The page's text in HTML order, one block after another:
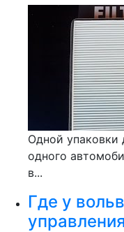
Одной упаковки
одного
в...
Где у